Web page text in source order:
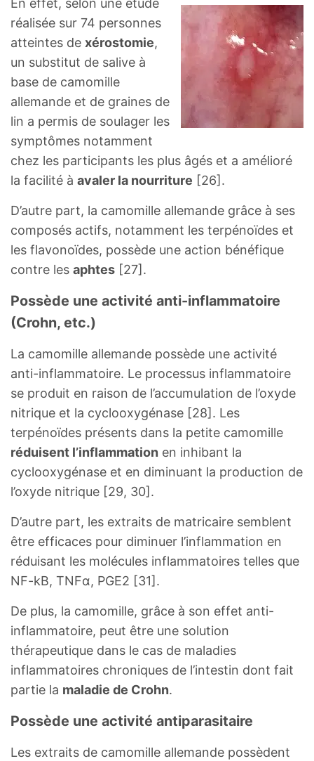
En effet, selon une étude
réalisée sur 74 personnes
atteintes de xérostomie,
un substitut de salive à
base de camomille
allemande et de graines de
lin a permis de soulager les
symptômes notamment
chez les participants les plus âgés et a amélioré
la facilité à avaler la nourriture [26].
D’autre part, la camomille allemande grâce à ses
composés actifs, notamment les terpénoïdes et
les flavonoïdes, possède une action bénéfique
contre les aphtes [27].
Possède une activité anti-inflammatoire
(Crohn, etc.)
La camomille allemande possède une activité
anti-inflammatoire. Le processus inflammatoire
se produit en raison de l’accumulation de l’oxyde
nitrique et la cyclooxygénase [28]. Les
terpénoïdes présents dans la petite camomille
réduisent l’inflammation en inhibant la
cyclooxygénase et en diminuant la production de
l’oxyde nitrique [29, 30].
D’autre part, les extraits de matricaire semblent
être efficaces pour diminuer l’inflammation en
réduisant les molécules inflammatoires telles que
NF-kB, TNFα, PGE2 [31].
De plus, la camomille, grâce à son effet anti-
inflammatoire, peut être une solution
thérapeutique dans le cas de maladies
inflammatoires chroniques de l’intestin dont fait
partie la maladie de Crohn.
Possède une activité antiparasitaire
Les extraits de camomille allemande possèdent